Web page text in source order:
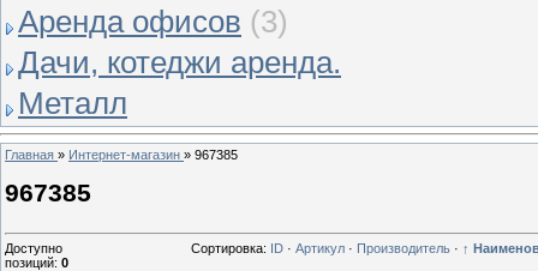
Аренда офисов (3)
Дачи, котеджи аренда.
Металл
Главная » Интернет-магазин » 967385
967385
Доступно
позиций: 0
Сортировка: ID · Артикул · Производитель · ↑